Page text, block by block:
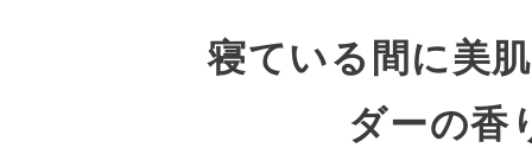
寝ている間に美
ダーの香